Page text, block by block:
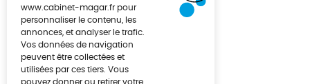
Développement d’entreprise
À propos
Actualités
Contact
www.cabinet-magar.frpour
personnaliser le contenu, les
annonces, et analyser le trafic.
Vos données de navigation
peuvent être collectées et
utilisées par ces tiers. Vous
pouvez donner ou retirer votre